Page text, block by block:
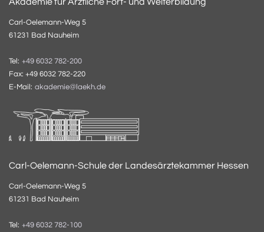
Carl-Oelemann-Weg 5
61231 Bad Nauheim
Tel: +49 6032 782-200
Fax: +49 6032 782-220
E-Mail: akademie@laekh.de
Carl-Oelemann-Schule der Landesärztekammer Hessen
Carl-Oelemann-Weg 5
61231 Bad Nauheim
Tel: +49 6032 782-100